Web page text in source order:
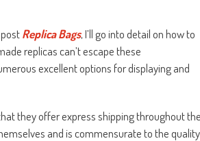
Replica Bags, I’ll go into detail on how to
replicas can’t escape these
excellent options for displaying and
they offer express shipping throughout
and is commensurate to the quality